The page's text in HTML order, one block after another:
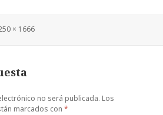
× 1666
no será publicada. Los
marcados con*